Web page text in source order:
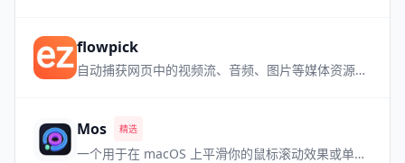
flowpick
自动捕获网页中的视频流、音频、图片等媒体资源，内置播放预览，即嗅即得。
Mos 精选
一个用于在 macOS 上平滑你的鼠标滚动效果或单独设置滚动方向的小工具